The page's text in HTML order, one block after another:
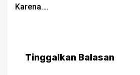
Karena….
Tinggalkan Balasan